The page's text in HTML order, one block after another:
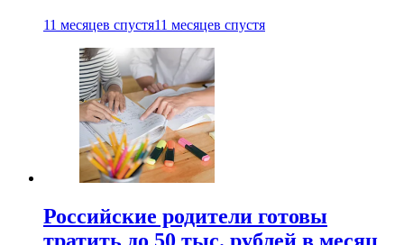
11 месяцев спустя11 месяцев спустя
Российские родители готовы